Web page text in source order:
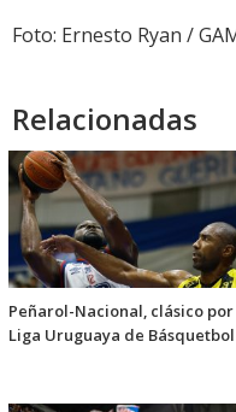
Foto: Ernesto Ryan /
Relacionadas
Peñarol-Nacional, clásico por
Liga Uruguaya de Básquetbol